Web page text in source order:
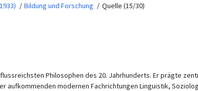
Bildung und Forschung Quelle (15/30)
Philosophen des 20. Jahrhunderts. Er prägte
aufkommenden modernen Fachrichtungen Linguistik,